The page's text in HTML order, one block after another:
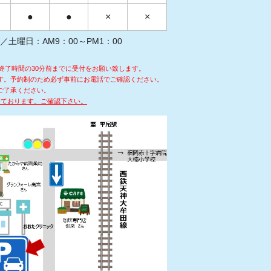
● ● × ×
土曜日：AM9：00～PM1：00
時間の30分前までに受付をお願い致します。
予約制のため必ず事前にお電話でご確認ください。
承ください。
おります。ご確認下さい。